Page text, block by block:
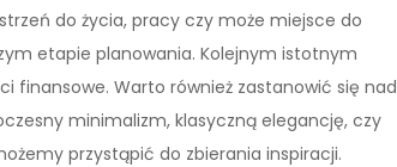
do życia, pracy czy może miejsce do
etapie planowania. Kolejnym istotnym
finansowe. Warto również zastanowić się nad
minimalizm, klasyczną elegancję, czy
przystąpić do zbierania inspiracji.